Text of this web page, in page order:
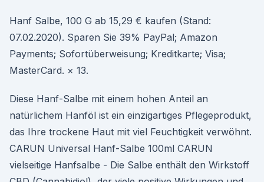
Hanf Salbe, 100 G ab 15,29 € kaufen (Stand:
07.02.2020). Sparen Sie 39% PayPal; Amazon
Payments; Sofortüberweisung; Kreditkarte; Visa;
MasterCard. × 13.
Diese Hanf-Salbe mit einem hohen Anteil an
natürlichem Hanföl ist ein einzigartiges Pflegeprodukt,
das Ihre trockene Haut mit viel Feuchtigkeit verwöhnt.
CARUN Universal Hanf-Salbe 100ml CARUN
vielseitige Hanfsalbe - Die Salbe enthält den Wirkstoff